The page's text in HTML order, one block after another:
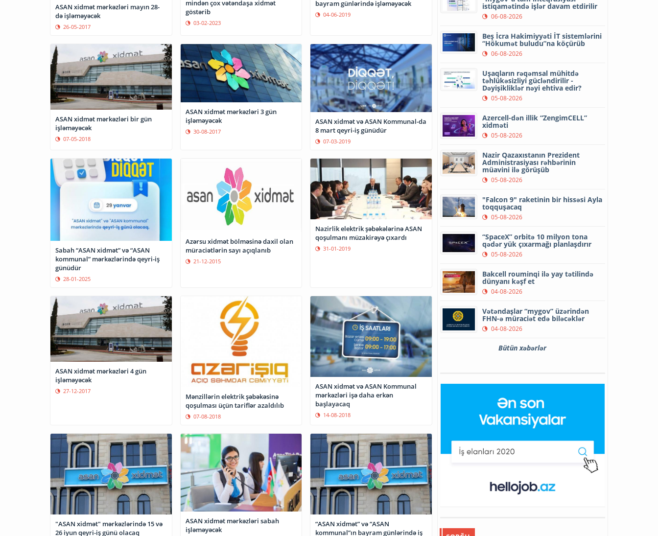
ASAN xidmət mərkəzləri mayın 28-
də işləməyəcək
26-05-2017
mindən çox vətəndaşa xidmət
göstərib
03-02-2023
bayram günlərində işləməyəcək
04-06-2019
ASAN xidmət mərkəzləri bir gün
işləməyəcək
07-05-2018
ASAN xidmət mərkəzləri 3 gün
işləməyəcək
30-08-2017
ASAN xidmət və ASAN Kommunal-da
8 mart qeyri-iş günüdür
07-03-2019
Sabah “ASAN xidmət” və “ASAN
kommunal” mərkəzlərində qeyri-iş
günüdür
28-01-2025
Azərsu xidmət bölməsinə daxil olan
müraciətlərin sayı açıqlanıb
21-12-2015
Nazirlik elektrik şəbəkələrinə ASAN
qoşulmanı müzakirəyə çıxardı
31-01-2019
ASAN xidmət mərkəzləri 4 gün
işləməyəcək
27-12-2017
Mənzillərin elektrik şəbəkəsinə
qoşulması üçün tariflər azaldılıb
07-08-2018
ASAN xidmət və ASAN Kommunal
mərkəzləri işə daha erkən
başlayacaq
14-08-2018
"ASAN xidmət" mərkəzlərində 15 və
26 iyun qeyri-iş günü olacaq
ASAN xidmət mərkəzləri sabah
işləməyəcək
“ASAN xidmət” və “ASAN
kommunal”ın bayram günlərində iş
istiqamətində işlər davam etdirilir
06-08-2026
Beş İcra Hakimiyyəti İT sistemlərini
“Hökumət buludu”na köçürüb
06-08-2026
Uşaqların rəqəmsal mühitdə
təhlükəsizliyi gücləndirilir -
Dəyişikliklər nəyi ehtiva edir?
05-08-2026
Azercell-dən illik “ZengimCELL”
xidməti
05-08-2026
Nazir Qazaxıstanın Prezident
Administrasiyası rəhbərinin
müavini ilə görüşüb
05-08-2026
"Falcon 9" raketinin bir hissəsi Ayla
toqquşacaq
05-08-2026
“SpaceX” orbitə 10 milyon tona
qədər yük çıxarmağı planlaşdırır
05-08-2026
Bakcell rouminqi ilə yay tətilində
dünyanı kəşf et
04-08-2026
Vətəndaşlar “mygov” üzərindən
FHN-ə müraciət edə biləcəklər
04-08-2026
Bütün xəbərlər